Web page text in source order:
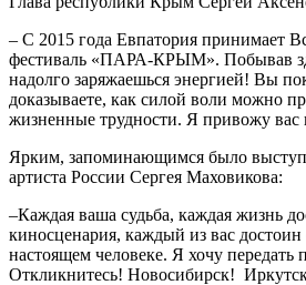
– С 2015 года Евпатория принимает
фестиваль «ПАРА-­КРЫМ». Побывав
надолго заряжаешься энергией! Вы
доказываете, как силой воли можно
жизненные трудности. Я привожу вас
Ярким, запоминающимся было
артиста России Сергея Маховикова:
–Каждая ваша судьба, каждая жизнь
киносценария, каждый из вас достоин
настоящем человеке. Я хочу передать
Откликнитесь! Новосибирск!